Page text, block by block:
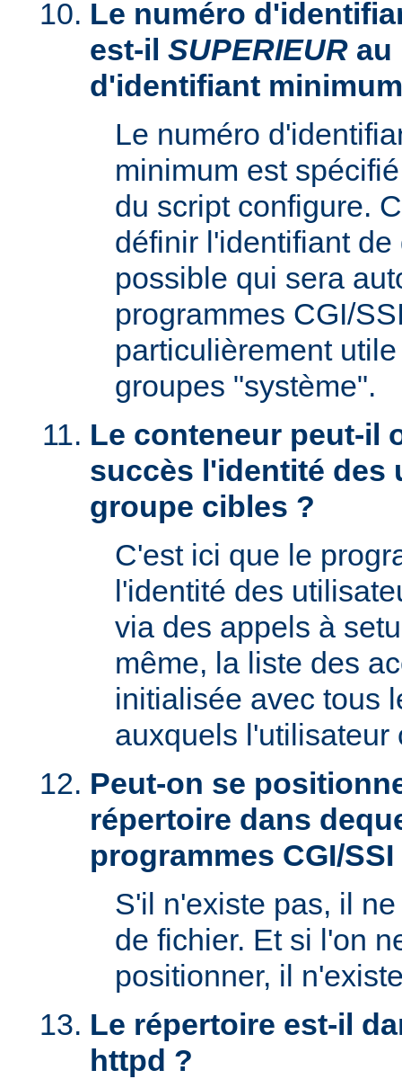
Le numéro
est-il SUPERIEUR au
d'identifiant
Le numéro
minimum est
du script configure.
définir l'identifiant
possible qui sera
programmes CGI/
particulièrement
groupes "système".
Le conteneur peut-il
succès l'identité des
groupe cibles ?
C'est ici que le
l'identité des
via des appels à
même, la liste des
initialisée avec tous
auxquels l'utilisateur
Peut-on se
répertoire dans
programmes CGI/SSI
S'il n'existe pas, il
de fichier. Et si l'on
positionner, il
Le répertoire est-il
httpd ?